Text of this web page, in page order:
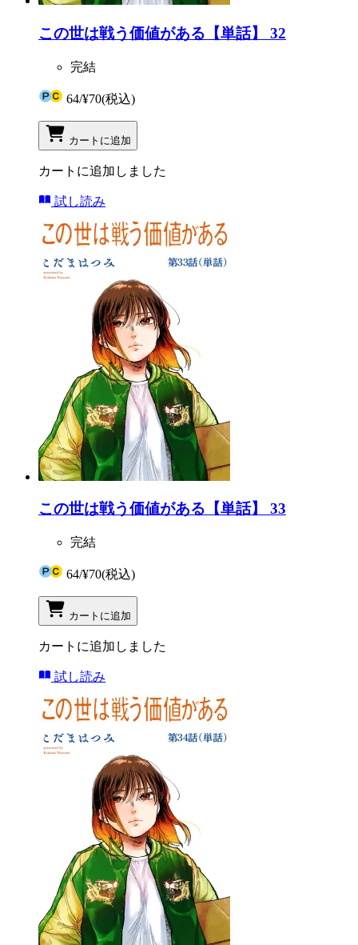
この世は戦う価値がある【単話】 32
完結
64/¥70(税込)
カートに追加
カートに追加しました
試し読み
この世は戦う価値がある【単話】 33
完結
64/¥70(税込)
カートに追加
カートに追加しました
試し読み